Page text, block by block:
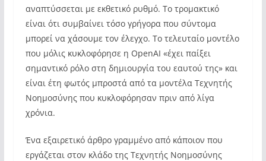
αναπτύσσεται με εκθετικό ρυθμό. Το τρομακτικό
είναι ότι συμβαίνει τόσο γρήγορα που σύντομα
μπορεί να χάσουμε τον έλεγχο. Το τελευταίο μοντέλο
που μόλις κυκλοφόρησε η OpenAI «έχει παίξει
σημαντικό ρόλο στη δημιουργία του εαυτού της» και
είναι έτη φωτός μπροστά από τα μοντέλα Τεχνητής
Νοημοσύνης που κυκλοφόρησαν πριν από λίγα
χρόνια.
Ένα εξαιρετικό άρθρο γραμμένο από κάποιον που
εργάζεται στον κλάδο της Τεχνητής Νοημοσύνης